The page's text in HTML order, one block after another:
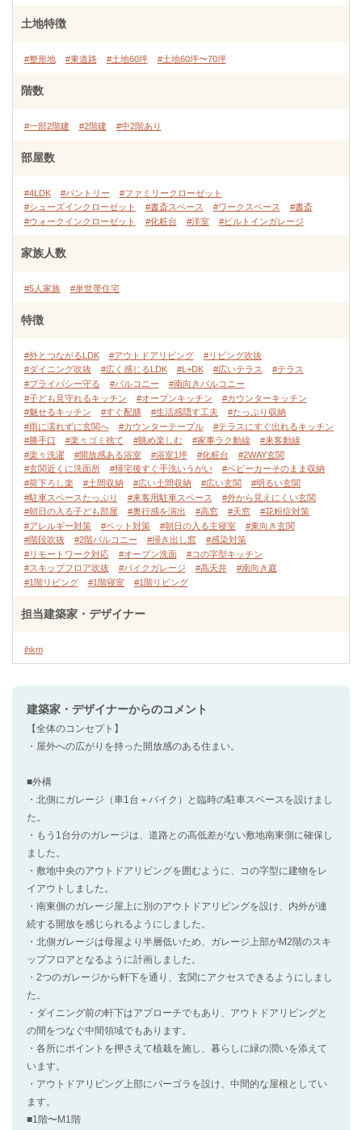
土地特徴
#整形地 #東道路 #土地60坪 #土地60坪〜70坪
階数
#一部2階建 #2階建 #中2階あり
部屋数
#4LDK #パントリー
#ファミリークローゼット
#シューズインクローゼット
#書斎スペース #ワークスペース
#書斎
#ウォークインクローゼット
#化粧台 #洋室 #ビルトインガレージ
家族人数
#5人家族 #単世帯住宅
特徴
#外とつながるLDK #アウトドアリビング
#リビング吹抜
#ダイニング吹抜
#広く感じるLDK #L+DK #広いテラス
#テラス
#プライバシー守る
#バルコニー
#南向きバルコニー
#子ども見守れるキッチン
#オープンキッチン
#カウンターキッチン
#魅せるキッチン
#すぐ配膳 #生活感隠す工夫
#たっぷり収納
#雨に濡れずに玄関へ
#カウンターテーブル
#テラスにすぐ出れるキッチン
#勝手口
#楽々ゴミ捨て #眺め楽しむ #家事ラク動線
#来客動線
#楽々洗濯
#開放感ある浴室 #浴室1坪 #化粧台
#2WAY玄関
#玄関近くに洗面所
#帰宅後すぐ手洗いうがい
#ベビーカーそのまま収納
#荷下ろし楽
#土間収納 #広い土間収納 #広い玄関
#明るい玄関
#駐車スペースたっぷり
#来客用駐車スペース
#外から見えにくい玄関
#朝日の入る子ども部屋
#奥行感を演出 #高窓 #天窓
#花粉症対策
#アレルギー対策
#ペット対策 #朝日の入る主寝室
#東向き玄関
#階段吹抜
#2階バルコニー #掃き出し窓
#感染対策
#リモートワーク対応
#オープン洗面
#コの字型キッチン
#スキップフロア吹抜
#バイクガレージ #高天井
#南向き庭
#1階リビング
#1階寝室 #1階リビング
担当建築家・デザイナー
ihkm
建築家・デザイナーからのコメント
【全体のコンセプト】
・屋外への広がりを持った開放感のある住まい。
■外構
・北側にガレージ（車1台＋バイク）と臨時の駐車スペースを設けまし
た。
・もう1台分のガレージは、道路との高低差がない敷地南東側に確保し
ました。
・敷地中央のアウトドアリビングを囲むように、コの字型に建物をレ
イアウトしました。
・南東側のガレージ屋上に別のアウトドアリビングを設け、内外が連
続する開放を感じられるようにしました。
・北側ガレージは母屋より半層低いため、ガレージ上部がM2階のスキ
ップフロアとなるように計画しました。
・2つのガレージから軒下を通り、玄関にアクセスできるようにしまし
た。
・ダイニング前の軒下はアプローチでもあり、アウトドアリビングと
の間をつなぐ中間領域でもあります。
・各所にポイントを押さえて植栽を施し、暮らしに緑の潤いを添えて
います。
・アウトドアリビング上部にパーゴラを設け、中間的な屋根としてい
ます。
■1階〜M1階